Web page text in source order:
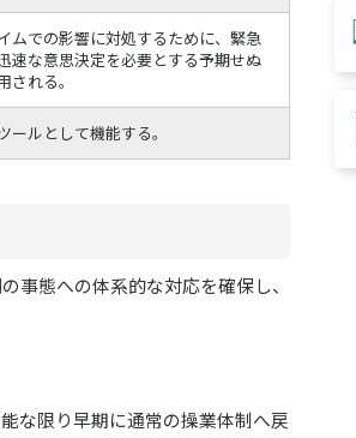
ムでの影響に対処するために、緊急
速な意思決定を必要とする予期せぬ
される。
ルとして機能する。
事態への体系的な対応を確保し、
な限り早期に通常の操業体制へ戻